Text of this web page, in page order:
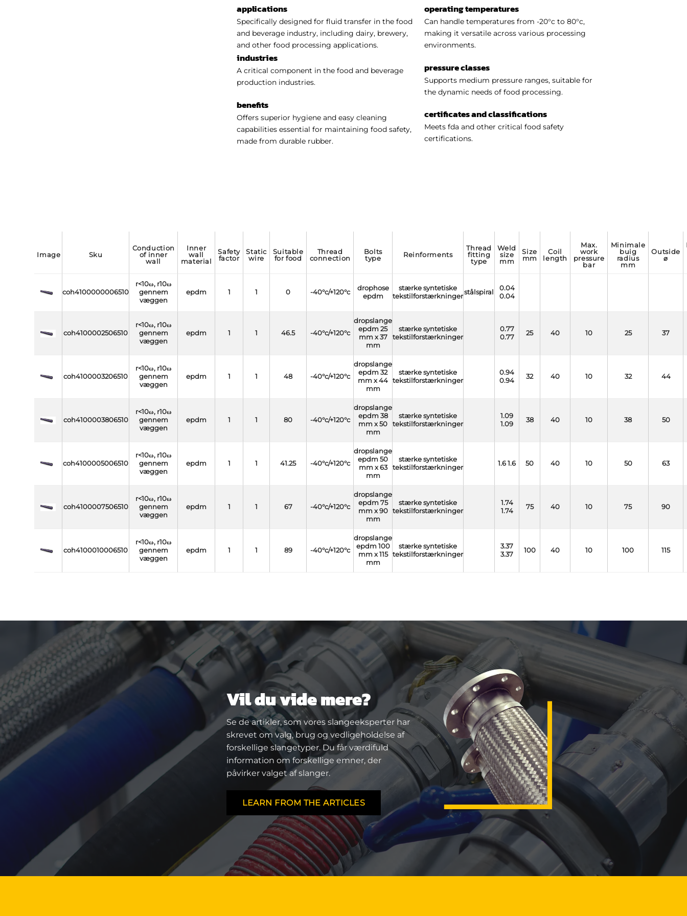
applications
Specifically designed for fluid transfer in the food
and beverage industry, including dairy, brewery,
and other food processing applications.
industries
A critical component in the food and beverage
production industries.
benefits
Offers superior hygiene and easy cleaning
capabilities essential for maintaining food safety,
made from durable rubber.
operating temperatures
Can handle temperatures from -20°c to 80°c,
making it versatile across various processing
environments.
pressure classes
Supports medium pressure ranges, suitable for
the dynamic needs of food processing.
certificates and classifications
Meets fda and other critical food safety
certifications.
image sku
conduction
of inner
wall
inner
wall
material
safety
factor
static
wire
suitable
for food
thread
connection
bolts
type
reinforments
thread
fitting
type
weld
size
mm
size
mm
coil
length
max.
work
pressure
bar
minimale
buig
radius
mm
outside
⌀
coh4100000006510
r<10ω, r10ω
gennem
væggen
epdm 1 1 0 -40°c/+120°c
drophose
epdm
stærke syntetiske
tekstilforstærkninger
stålspiral
0.04
0.04
coh4100002506510
r<10ω, r10ω
gennem
væggen
epdm 1 1 46.5 -40°c/+120°c
dropslange
epdm 25
mm x 37
mm
stærke syntetiske
tekstilforstærkninger
0.77
0.77
25 40 10 25 37
coh4100003206510
r<10ω, r10ω
gennem
væggen
epdm 1 1 48 -40°c/+120°c
dropslange
epdm 32
mm x 44
mm
stærke syntetiske
tekstilforstærkninger
0.94
0.94
32 40 10 32 44
coh4100003806510
r<10ω, r10ω
gennem
væggen
epdm 1 1 80 -40°c/+120°c
dropslange
epdm 38
mm x 50
mm
stærke syntetiske
tekstilforstærkninger
1.09
1.09
38 40 10 38 50
coh4100005006510
r<10ω, r10ω
gennem
væggen
epdm 1 1 41.25 -40°c/+120°c
dropslange
epdm 50
mm x 63
mm
stærke syntetiske
tekstilforstærkninger
1.6 1.6 50 40 10 50 63
coh4100007506510
r<10ω, r10ω
gennem
væggen
epdm 1 1 67 -40°c/+120°c
dropslange
epdm 75
mm x 90
mm
stærke syntetiske
tekstilforstærkninger
1.74
1.74
75 40 10 75 90
coh4100010006510
r<10ω, r10ω
gennem
væggen
epdm 1 1 89 -40°c/+120°c
dropslange
epdm 100
mm x 115
mm
stærke syntetiske
tekstilforstærkninger
3.37
3.37
100 40 10 100 115
Vil du vide mere?
Se de artikler, som vores slangeeksperter har
skrevet om valg, brug og vedligeholdelse af
forskellige slangetyper. Du får værdifuld
information om forskellige emner, der
påvirker valget af slanger.
LEARN FROM THE ARTICLES